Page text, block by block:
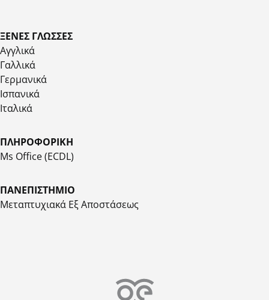
ΞΕΝΕΣ ΓΛΩΣΣΕΣ
Αγγλικά
Γαλλικά
Γερμανικά
Ισπανικά
Ιταλικά
ΠΛΗΡΟΦΟΡΙΚΗ
Ms Office (ECDL)
ΠΑΝΕΠΙΣΤΗΜΙΟ
Μεταπτυχιακά Εξ Αποστάσεως